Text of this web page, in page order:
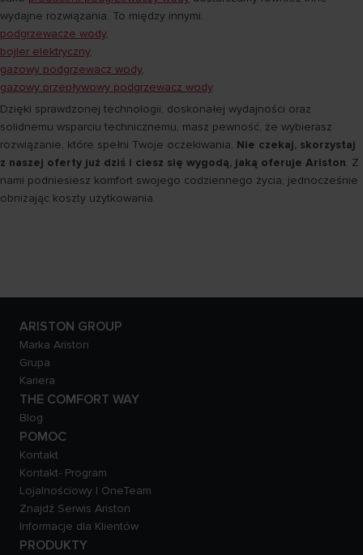
wydajne rozwiązania. To między innymi:
podgrzewacze wody,
bojler elektryczny,
gazowy podgrzewacz wody,
gazowy przepływowy podgrzewacz wody.
Dzięki sprawdzonej technologii, doskonałej wydajności oraz
solidnemu wsparciu technicznemu, masz pewność, że wybierasz
rozwiązanie, które spełni Twoje oczekiwania. Nie czekaj, skorzystaj
z naszej oferty już dziś i ciesz się wygodą, jaką oferuje Ariston. Z
nami podniesiesz komfort swojego codziennego życia, jednocześnie
obniżając koszty użytkowania.
ARISTON GROUP
Marka Ariston
Grupa
Kariera
THE COMFORT WAY
Blog
POMOC
Kontakt
Kontakt- Program
Lojalnościowy | OneTeam
Znajdź Serwis Ariston
Informacje dla Klientów
PRODUKTY